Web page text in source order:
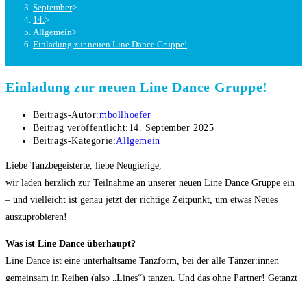
September>
14. >
Allgemein>
Einladung zur neuen Line Dance Gruppe!
Einladung zur neuen Line Dance Gruppe!
Beitrags-Autor:mbollhoefer
Beitrag veröffentlicht: 14. September 2025
Beitrags-Kategorie:Allgemein
Liebe Tanzbegeisterte, liebe Neugierige,
wir laden herzlich zur Teilnahme an unserer neuen Line Dance Gruppe ein
– und vielleicht ist genau jetzt der richtige Zeitpunkt, um etwas Neues
auszuprobieren!
Was ist Line Dance überhaupt?
Line Dance ist eine unterhaltsame Tanzform, bei der alle Tänzer:innen
gemeinsam in Reihen (also „Lines“) tanzen. Und das ohne Partner! Getanzt